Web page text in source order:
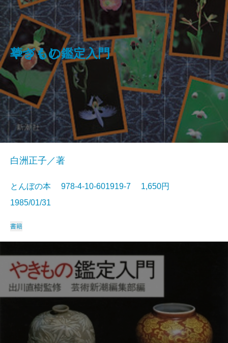
フランス革命の女たち
草づくし
白洲正子／著
とんぼの本 978-4-10-601919-7 1,650円
1985/01/31
書籍
やきもの鑑定入門